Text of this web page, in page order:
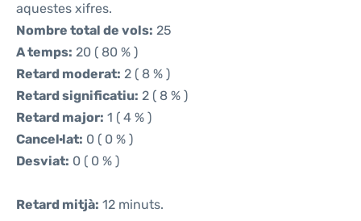
aquestes xifres.
Nombre total de vols: 25
A temps: 20 ( 80 % )
Retard moderat: 2 ( 8 % )
Retard significatiu: 2 ( 8 % )
Retard major: 1 ( 4 % )
Cancel·lat: 0 ( 0 % )
Desviat: 0 ( 0 % )
Retard mitjà: 12 minuts.